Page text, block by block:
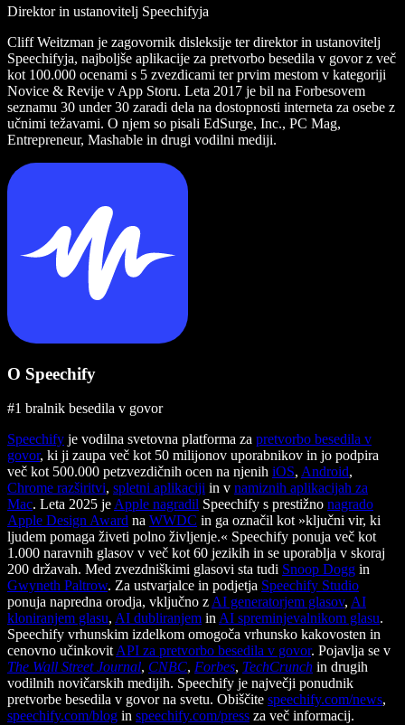
Direktor in ustanovitelj Speechifyja
Cliff Weitzman je zagovornik disleksije ter direktor in ustanovitelj
Speechifyja, najboljše aplikacije za pretvorbo besedila v govor z več
kot 100.000 ocenami s 5 zvezdicami ter prvim mestom v kategoriji
Novice & Revije v App Storu. Leta 2017 je bil na Forbesovem
seznamu 30 under 30 zaradi dela na dostopnosti interneta za osebe z
učnimi težavami. O njem so pisali EdSurge, Inc., PC Mag,
Entrepreneur, Mashable in drugi vodilni mediji.
O Speechify
#1 bralnik besedila v govor
Speechify je vodilna svetovna platforma za pretvorbo besedila v
govor, ki ji zaupa več kot 50 milijonov uporabnikov in jo podpira
več kot 500.000 petzvezdičnih ocen na njenih iOS, Android,
Chrome razširitvi, spletni aplikaciji in v namiznih aplikacijah za
Mac. Leta 2025 je Apple nagradil Speechify s prestižno nagrado
Apple Design Award na WWDC in ga označil kot »ključni vir, ki
ljudem pomaga živeti polno življenje.« Speechify ponuja več kot
1.000 naravnih glasov v več kot 60 jezikih in se uporablja v skoraj
200 državah. Med zvezdniškimi glasovi sta tudi Snoop Dogg in
Gwyneth Paltrow. Za ustvarjalce in podjetja Speechify Studio
ponuja napredna orodja, vključno z AI generatorjem glasov, AI
kloniranjem glasu, AI dubliranjem in AI spreminjevalnikom glasu.
Speechify vrhunskim izdelkom omogoča vrhunsko kakovosten in
cenovno učinkovit API za pretvorbo besedila v govor. Pojavlja se v
The Wall Street Journal, CNBC, Forbes, TechCrunch in drugih
vodilnih novičarskih medijih. Speechify je največji ponudnik
pretvorbe besedila v govor na svetu. Obiščite speechify.com/news,
speechify.com/blog in speechify.com/press za več informacij.